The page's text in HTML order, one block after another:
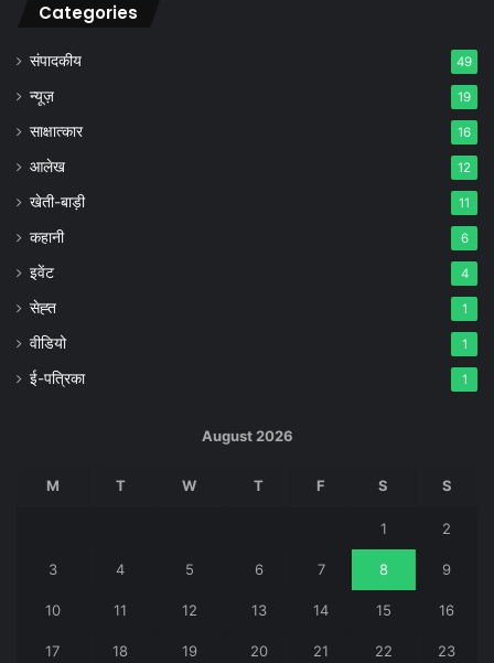
Categories
संपादकीय 49
न्यूज़ 19
साक्षात्कार 16
आलेख 12
खेती-बाड़ी 11
कहानी 6
इवेंट 4
सेह्त 1
वीडियो 1
ई-पत्रिका 1
August 2026
M T W T F S S
1 2
3 4 5 6 7 8 9
10 11 12 13 14 15 16
17 18 19 20 21 22 23